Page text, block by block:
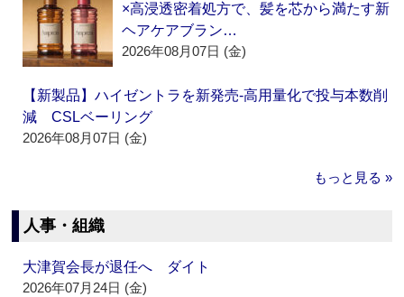
×高浸透密着処方で、髪を芯から満たす新
ヘアケアブラン…
2026年08月07日 (金)
【新製品】ハイゼントラを新発売‐高用量化で投与本数削
減 CSLベーリング
2026年08月07日 (金)
もっと見る »
人事・組織
大津賀会長が退任へ ダイト
2026年07月24日 (金)